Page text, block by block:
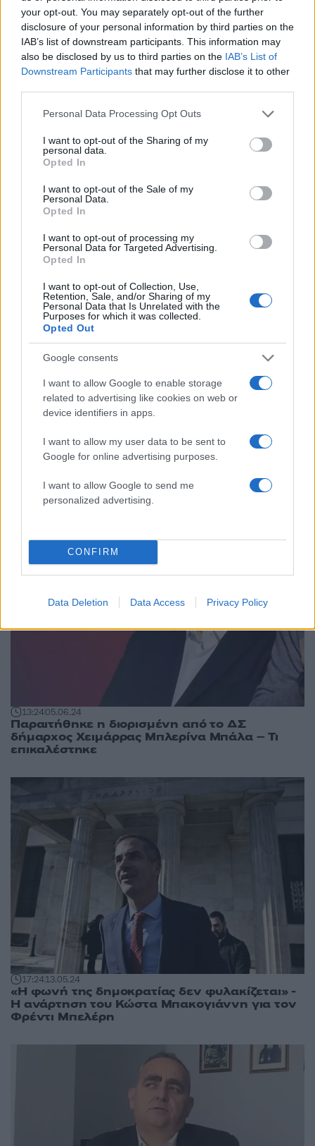
your opt-out. You may separately opt-out of the further
disclosure of your personal information by third parties on the
IAB’s list of downstream participants. This information may
also be disclosed by us to third parties on the IAB’s List of
Downstream Participants that may further disclose it to other
Please note that this website/app uses one or more Google
not limited to your visit or usage behaviour. You may click to
grant or deny consent to Google and its third-party tags to
use your data for below specified purposes in below Google
consent section.
Personal Data Processing Opt Outs
I want to opt-out of the Sharing of my
personal data.
Opted In
I want to opt-out of the Sale of my
Personal Data.
Opted In
I want to opt-out of processing my
Personal Data for Targeted Advertising.
Opted In
I want to opt-out of Collection, Use,
Retention, Sale, and/or Sharing of my
Personal Data that Is Unrelated with the
Purposes for which it was collected.
Opted Out
Google consents
I want to allow Google to enable storage
related to advertising like cookies on web or
device identifiers in apps.
I want to allow my user data to be sent to
Google for online advertising purposes.
I want to allow Google to send me
personalized advertising.
CONFIRM
Data Deletion Data Access Privacy Policy
20:1004.08.24
Κάλεσμα του Φρέντι Μπελέρη στην ομογένεια
Γκικουρία
15:5204.08.24
επαναληπτικές δημοτικές εκλογές στη
Χειμάρρα
13:2405.06.24
Παραιτήθηκε η διορισμένη από το ΔΣ
δήμαρχος Χειμάρρας Μπλερίνα Μπάλα – Τι
επικαλέστηκε
17:2413.05.24
«Η φωνή της δημοκρατίας δεν φυλακίζεται» -
Η ανάρτηση του Κώστα Μπακογιάννη για τον
Φρέντι Μπελέρη